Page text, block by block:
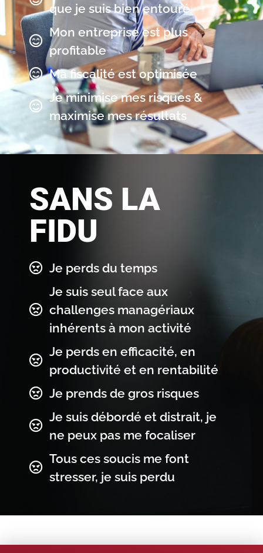
que je suis bien entouré
Mon entreprise est plus
profitable
Ma fiscalité est optimisée
Je minimise mes risques &
maximise mes résultats
SANS LA
FIDU
Je perds du temps
Je suis seul face aux
challenges managériaux
inhérents à mon activité
Je perds en efficacité, en
productivité et en rentabilité
Je prends de gros risques
Je suis débordé et distrait, je
ne peux pas me focaliser
Tous ces soucis me font
stresser, je suis perdu